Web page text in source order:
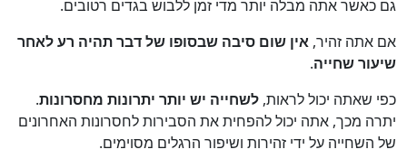
גם כאשר אתה מבלה יותר מדי זמן ללבוש בגדים רטובים.
אם אתה זהיר, אין שום סיבה שבסופו של דבר תהיה רע לאחר
שיעור שחייה.
כפי שאתה יכול לראות, לשחייה יש יותר יתרונות מחסרונות.
יתרה מכך, אתה יכול להפחית את הסבירות לחסרונות האחרונים
של השחייה על ידי זהירות ושיפור הרגלים מסוימים.